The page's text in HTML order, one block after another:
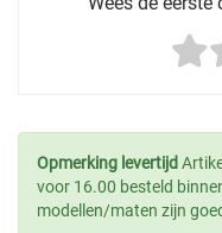
Opmerking levertijd
voor 16.00 besteld
modellen/maten zijn